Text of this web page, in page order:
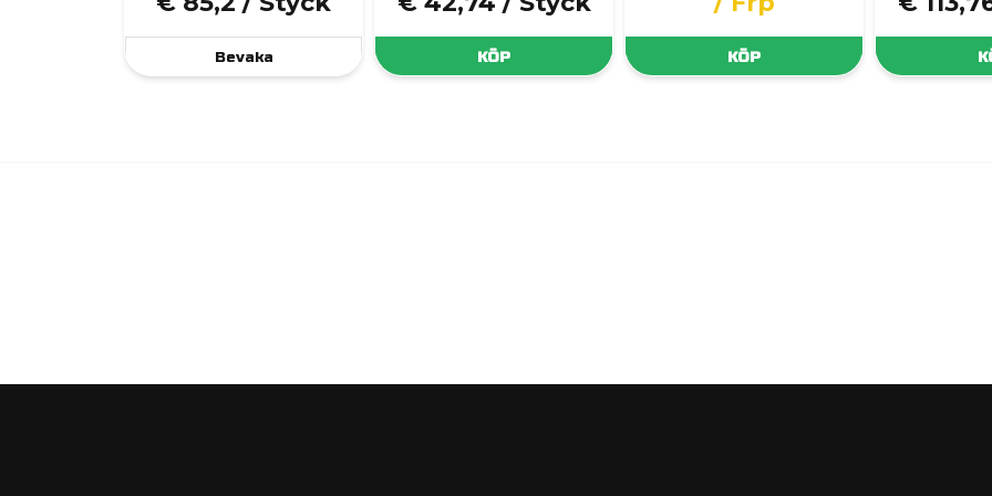
Bevaka KÖP KÖP